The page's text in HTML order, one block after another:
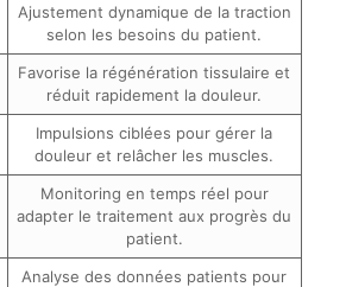
Ajustement dynamique de la traction
selon les besoins du patient.
Favorise la régénération tissulaire et
réduit rapidement la douleur.
Impulsions ciblées pour gérer la
douleur et relâcher les muscles.
Monitoring en temps réel pour
adapter le traitement aux progrès du
patient.
Analyse des données patients pour